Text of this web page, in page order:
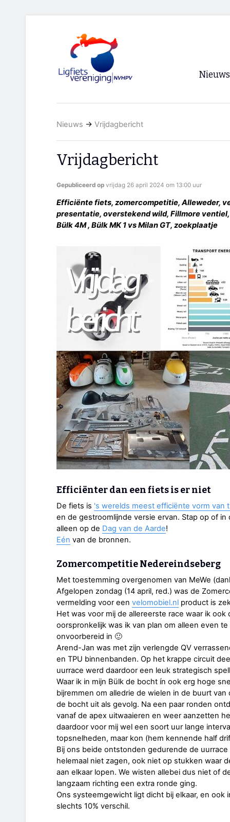
Nieuws
Nieuws → Vrijdagbericht
Vrijdagbericht
Gepubliceerd op vrijdag 26 april 2024 om 13:00 uur
Efficiënte fiets, zomercompetitie, Alleweder,
presentatie, overstekend wild, Fillmore
Bülk 4M , Bülk MK 1 vs Milan GT, zoekplaatje
Efficiënter dan een fiets is er niet
De fiets is 's werelds meest efficiënte vorm van
en de gestroomlijnde versie ervan. Stap op of
alleen op de Dag van de Aarde!
Eén van de bronnen.
Zomercompetitie Nedereindseberg
Met toestemming overgenomen van MeWe
Afgelopen zondag (14 april, red.) was de
vermelding voor een velomobiel.nl product is
Het was voor mij de allereerste race waar ik
oorspronkelijk was ik van plan om alleen even
onvoorbereid in 🙂
Arend-Jan was met zijn verlengde QV
en TPU binnenbanden. Op het krappe circuit
uurrace werd daardoor een leuk strategisch
Waar ik in mijn Bülk de bocht ín ook erg hoge
bijremmen om alledrie de wielen in de buurt
de bocht uit als gevolg. Na een paar ronden
vanaf de apex uitwaaieren en weer aanzetten
daardoor voor mij wel een soort uur lange
topsnelheden, maar kon (hem kennende half
Bij ons beide ontstonden gedurende de
helemaal niet zagen, ook niet op stukken waar
aan elkaar lopen. We wisten allebei dus niet of
langzaam richting een extra ronde ging.
Ons systeemgewicht ligt dicht bij elkaar, en
slechts 10% verschil.